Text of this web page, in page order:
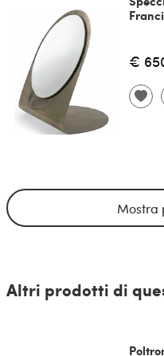
€
Mostra
Altri prodotti di